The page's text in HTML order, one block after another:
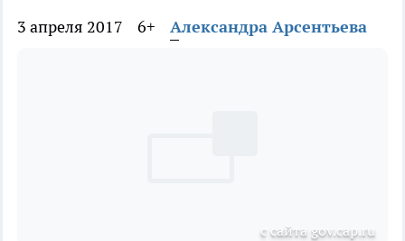
3 апреля 2017 6+ Александра Арсентьева
с сайта gov.cap.ru